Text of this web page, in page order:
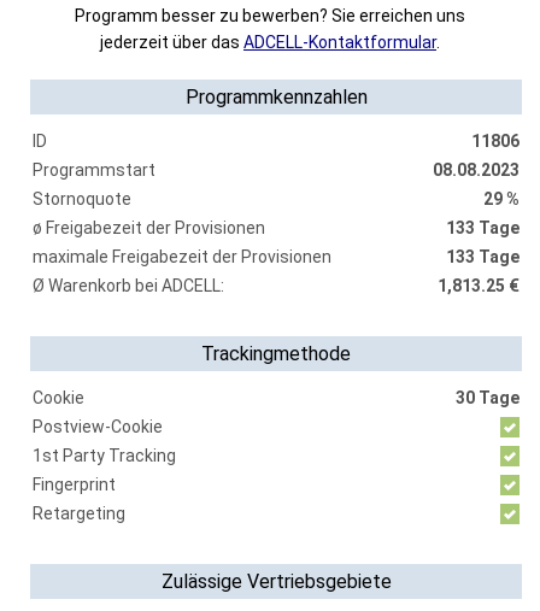
Programm besser zu bewerben? Sie erreichen uns
jederzeit über das ADCELL-Kontaktformular.
Programmkennzahlen
ID
11806
Programmstart
08.08.2023
Stornoquote
29 %
ø Freigabezeit der Provisionen
133 Tage
maximale Freigabezeit der Provisionen
133 Tage
Ø Warenkorb bei ADCELL:
1,813.25 €
Trackingmethode
Cookie
30 Tage
Postview-Cookie
1st Party Tracking
Fingerprint
Retargeting
Zulässige Vertriebsgebiete